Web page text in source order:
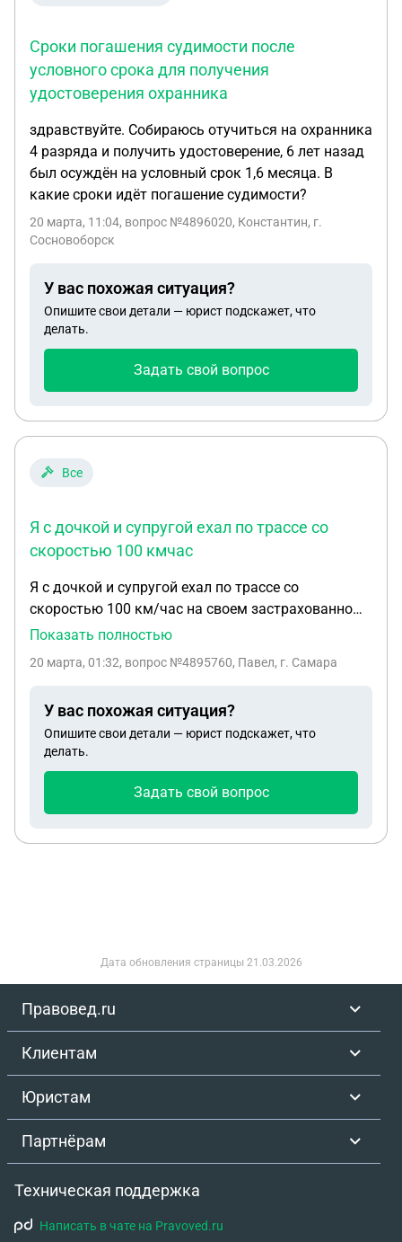
Сроки погашения судимости после
условного срока для получения
удостоверения охранника
здравствуйте. Собираюсь отучиться на охранника
4 разряда и получить удостоверение, 6 лет назад
был осуждён на условный срок 1,6 месяца. В
какие сроки идёт погашение судимости?
20 марта, 11:04, вопрос №4896020, Константин, г.
Сосновоборск
У вас похожая ситуация?
Опишите свои детали — юрист подскажет, что
делать.
Задать свой вопрос
Все
Я с дочкой и супругой ехал по трассе со
скоростью 100 кмчас
Я с дочкой и супругой ехал по трассе со
скоростью 100 км/час на своем застрахованном
страховой компанией Согаз «осаго» авто
город жигулевск. Погода была снежной,
заснеженным. Как потом стало известно, где-то
впереди опрокинулась фура на дороге, из-за чего
движение остановилось или перекрылось, а
торможение. Автомобиль GAC едущий в моей
успел полностью остановиться избежав
отбросило в машина Газель в правом ряду, и от
движение. Я заглушил двигатель и выбежал из
после чего машина посредством системы глонас
скорая на обследование, а я подписал отказ от
оформлением ДТП и прочими организационными
моментами, дочь оказалась в полном порядке, а
супруге поставили диагноз перелом руки и
что травма получена в результате ДТП.
Показать полностью
20 марта, 01:32, вопрос №4895760, Павел, г. Самара
У вас похожая ситуация?
Опишите свои детали — юрист подскажет, что
делать.
Задать свой вопрос
Дата обновления страницы 21.03.2026
Правовед.ru
Клиентам
Юристам
Партнёрам
Техническая поддержка
Написать в чате на Pravoved.ru